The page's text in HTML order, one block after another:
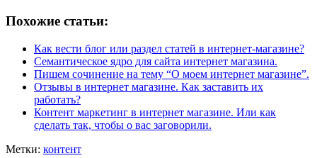
Похожие статьи:
Как вести блог или раздел статей в интернет-магазине?
Семантическое ядро для сайта интернет магазина.
Пишем сочинение на тему “О моем интернет магазине”.
Отзывы в интернет магазине. Как заставить их
работать?
Контент маркетинг в интернет магазине. Или как
сделать так, чтобы о вас заговорили.
Метки: контент